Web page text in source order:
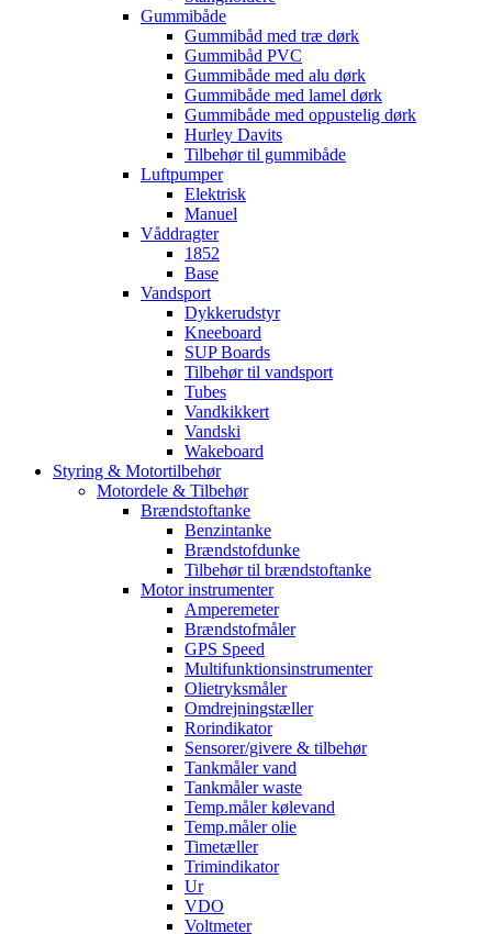
Gummibåde
Gummibåd med træ dørk
Gummibåd PVC
Gummibåde med alu dørk
Gummibåde med lamel dørk
Gummibåde med oppustelig dørk
Hurley Davits
Tilbehør til gummibåde
Luftpumper
Elektrisk
Manuel
Våddragter
1852
Base
Vandsport
Dykkerudstyr
Kneeboard
SUP Boards
Tilbehør til vandsport
Tubes
Vandkikkert
Vandski
Wakeboard
Styring & Motortilbehør
Motordele & Tilbehør
Brændstoftanke
Benzintanke
Brændstofdunke
Tilbehør til brændstoftanke
Motor instrumenter
Amperemeter
Brændstofmåler
GPS Speed
Multifunktionsinstrumenter
Olietryksmåler
Omdrejningstæller
Rorindikator
Sensorer/givere & tilbehør
Tankmåler vand
Tankmåler waste
Temp.måler kølevand
Temp.måler olie
Timetæller
Trimindikator
Ur
VDO
Voltmeter